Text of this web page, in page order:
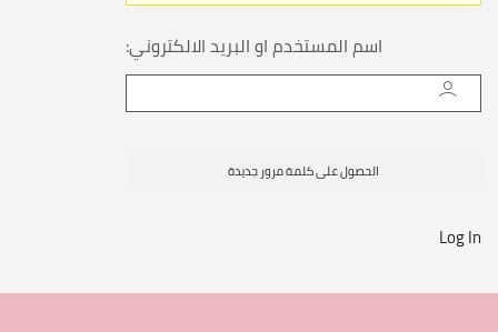
اسم المستخدم او البريد الالكتروني:
Log In